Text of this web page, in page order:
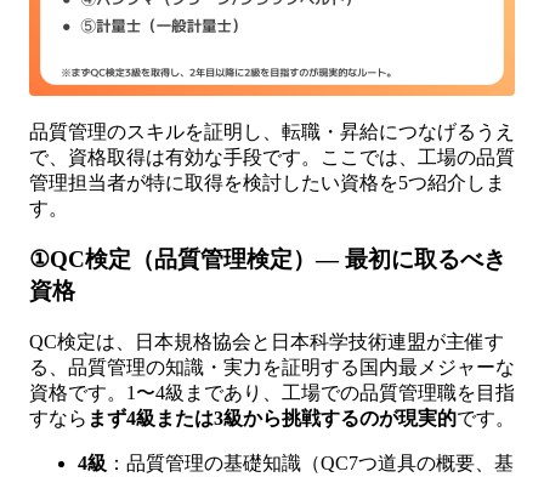
品質管理のスキルを証明し、転職・昇給につなげるうえ
で、資格取得は有効な手段です。ここでは、工場の品質
管理担当者が特に取得を検討したい資格を5つ紹介しま
す。
①QC検定（品質管理検定）— 最初に取るべき
資格
QC検定は、日本規格協会と日本科学技術連盟が主催す
る、品質管理の知識・実力を証明する国内最メジャーな
資格です。1〜4級まであり、工場での品質管理職を目指
すなら まず4級または3級から挑戦するのが現実的です。
4級 ：品質管理の基礎知識（QC7つ道具の概要、基